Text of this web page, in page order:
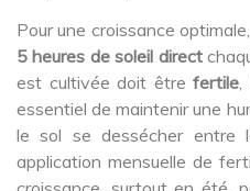
Pour une croissance
5 heures de soleil direct
est cultivée doit êtrefertile,
essentiel de maintenir une
le sol se dessécher entre
application mensuelle de